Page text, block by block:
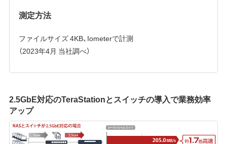
測定方法
ファイルサイズ 4KB、Iometerで計測
（2023年4月 当社調べ）
2.5GbE対応のTeraStationとスイッチの導入で業務効率
アップ